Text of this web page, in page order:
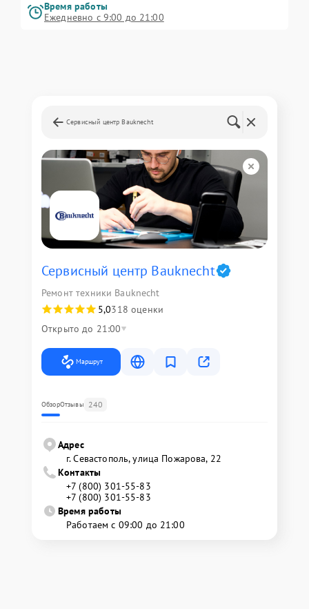
Время работы
Ежедневно с 9:00 до 21:00
Сервисный центр Bauknecht
Сервисный центр Bauknecht
Ремонт техники Bauknecht
5,0318 оценки
Открыто до 21:00
Маршрут
ОбзорОтзывы 240
Адрес
г. Севастополь, улица Пожарова, 22
Контакты
+7 (800) 301-55-83
+7 (800) 301-55-83
Время работы
Работаем с 09:00 до 21:00